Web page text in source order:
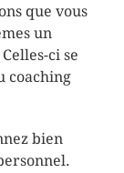
que vous
un
ci se
coaching
bien